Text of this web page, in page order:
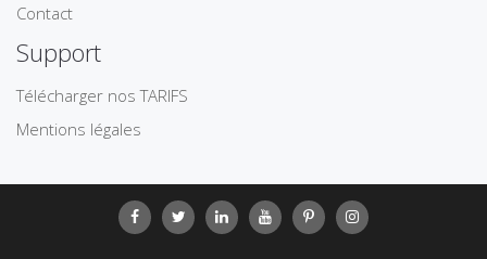
Contact
Support
Télécharger nos TARIFS
Mentions légales